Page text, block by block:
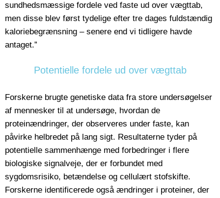
sundhedsmæssige fordele ved faste ud over vægttab,
men disse blev først tydelige efter tre dages fuldstændig
kaloriebegrænsning – senere end vi tidligere havde
antaget.”
Potentielle fordele ud over vægttab
Forskerne brugte genetiske data fra store undersøgelser
af mennesker til at undersøge, hvordan de
proteinændringer, der observeres under faste, kan
påvirke helbredet på lang sigt. Resultaterne tyder på
potentielle sammenhænge med forbedringer i flere
biologiske signalveje, der er forbundet med
sygdomsrisiko, betændelse og cellulært stofskifte.
Forskerne identificerede også ændringer i proteiner, der